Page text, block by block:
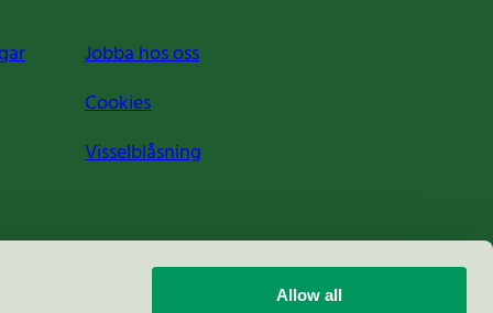
Allow all
Jobba hos oss
Cookies
Visselblåsning